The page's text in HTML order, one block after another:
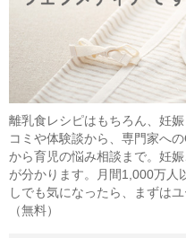
離乳食レシピはもちろん、妊
コミや体験談から、専門家へ
から育児の悩み相談まで。妊
が分かります。月間1,000万人
しでも気になったら、まずは
（無料）